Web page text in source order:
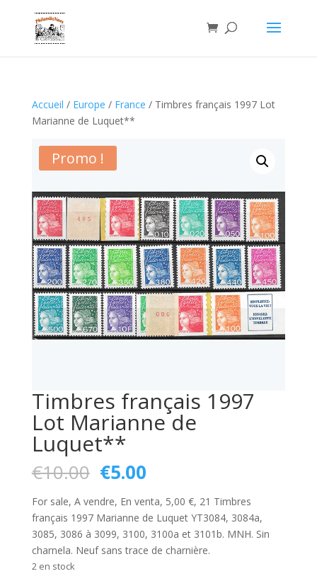
Accueil / Europe / France / Timbres français 1997 Lot
Marianne de Luquet**
Promo !
Timbres français 1997
Lot Marianne de
Luquet**
€10.00 Le
prix
initial
était :
€10.00.
€5.00Le
actuel
est :
€5.00.
For sale, A vendre, En venta, 5,00 €, 21 Timbres
français 1997 Marianne de Luquet YT3084, 3084a,
3085, 3086 à 3099, 3100, 3100a et 3101b. MNH. Sin
charnela. Neuf sans trace de charnière.
2 en stock